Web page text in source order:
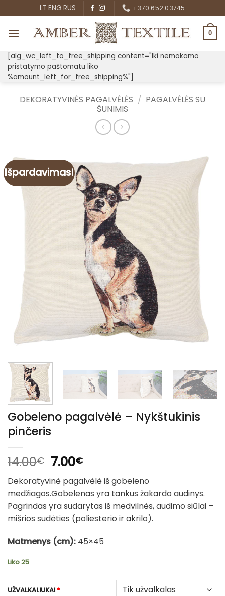
to
content
LT ENG RUS +370 652 03745
0
[alg_wc_left_to_free_shipping content="Iki nemokamo
pristatymo paštomatu liko
%amount_left_for_free_shipping%"]
DEKORATYVINĖS PAGALVĖLĖS / PAGALVĖLĖS SU
ŠUNIMIS
Išpardavimas!
Gobeleno pagalvėlė – Nykštukinis
pinčeris
14.00€ Original
price
was:
14.00€.
7.00€Current
price
is:
7.00€.
Dekoratyvinė pagalvėlė iš gobeleno
medžiagos.Gobelenas yra tankus žakardo audinys.
Pagrindas yra sudarytas iš medvilnės, audimo siūlai –
mišrios sudėties (poliesterio ir akrilo).
Matmenys (cm): 45×45
Liko 25
UŽVALKALIUKAI*